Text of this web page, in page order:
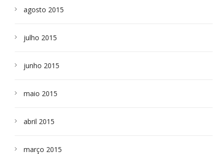
agosto 2015
julho 2015
junho 2015
maio 2015
abril 2015
março 2015